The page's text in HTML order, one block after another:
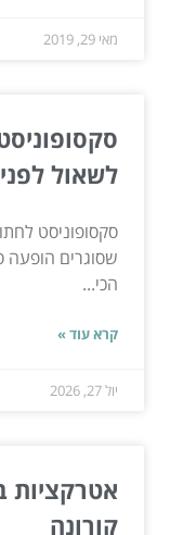
מאי 29, 2019
לשאול
סקסופוניסט
שסוגרים הופעה
הכי...
קרא עוד »
יול 27, 2026
אטרקציות
קורונה